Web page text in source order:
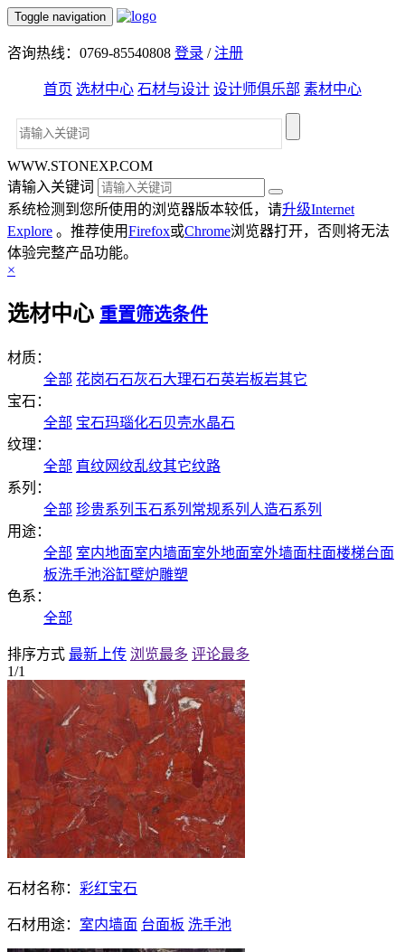
Toggle navigation
咨询热线：0769-85540808 登录 /注册
首页 选材中心 石材与设计 设计师俱乐部 素材中心
WWW.STONEXP.COM
请输入关键词
系统检测到您所使用的浏览器版本较低，请升级Internet
Explore 。推荐使用Firefox或Chrome浏览器打开，否则将无法
体验完整产品功能。
×
选材中心 重置筛选条件
材质：
全部 花岗石石灰石大理石石英岩板岩其它
宝石：
全部 宝石玛瑙化石贝壳水晶石
纹理：
全部 直纹网纹乱纹其它纹路
系列：
全部 珍贵系列 玉石系列 常规系列 人造石系列
用途：
全部 室内地面室内墙面室外地面室外墙面柱面楼梯台面
板洗手池浴缸壁炉雕塑
色系：
全部
排序方式 最新上传 浏览最多 评论最多
1/1
石材名称： 彩红宝石
石材用途： 室内墙面 台面板 洗手池